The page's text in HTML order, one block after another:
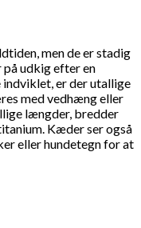
men de er stadig
på udkig efter en
er der utallige
med vedhæng eller
længder, bredder
Kæder ser også
eller hundetegn for at